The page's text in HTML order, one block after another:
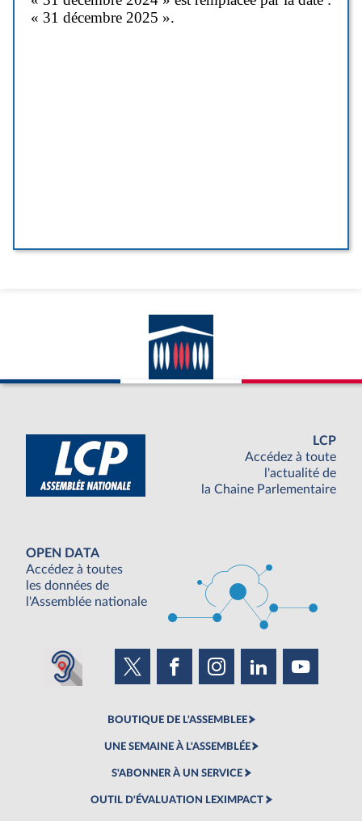
LCP
Accédez à toute
l'actualité de
la Chaine Parlementaire
OPEN DATA
Accédez à toutes
les données de
l'Assemblée nationale
BOUTIQUE DE L'ASSEMBLEE
UNE SEMAINE À L'ASSEMBLÉE
S'ABONNER À UN SERVICE
OUTIL D'ÉVALUATION LEXIMPACT